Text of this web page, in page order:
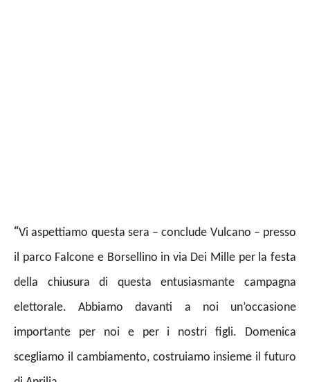
“Vi aspettiamo questa sera – conclude Vulcano – presso
il parco Falcone e Borsellino in via Dei Mille per la festa
della chiusura di questa entusiasmante campagna
elettorale. Abbiamo davanti a noi un’occasione
importante per noi e per i nostri figli. Domenica
scegliamo il cambiamento, costruiamo insieme il futuro